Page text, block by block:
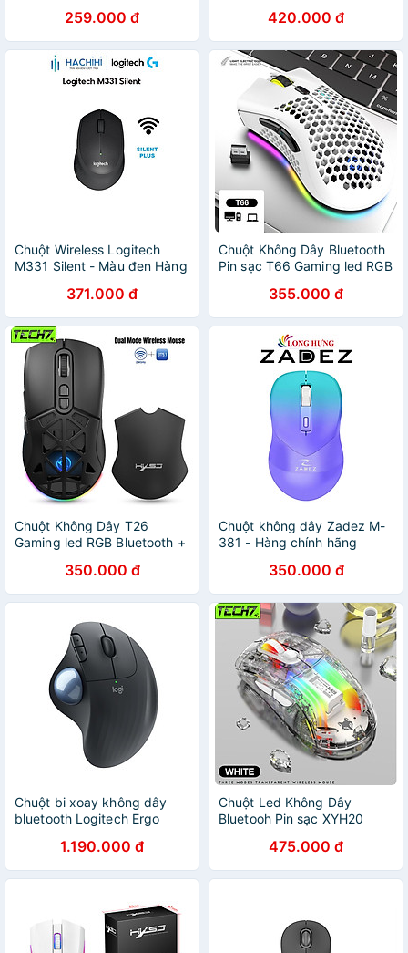
259.000 đ 420.000 đ
Chuột Wireless Logitech
M331 Silent - Màu đen Hàng
371.000 đ
Chuột Không Dây Bluetooth
Pin sạc T66 Gaming led RGB
chống mỏi cổ tay cho máy
tính laptophàng nhập khẩu
355.000 đ
Chuột Không Dây T26
Gaming led RGB Bluetooth +
TypeC chống mỏi cổ tay cho
máy tính laptop hàng nhập
khẩu
350.000 đ
Chuột không dây Zadez M-
381 - Hàng chính hãng
350.000 đ
Chuột bi xoay không dây
bluetooth Logitech Ergo
12 tháng Hàng chính hãng
1.190.000 đ
Chuột Led Không Dây
Bluetooh Pin sạc XYH20
kết nối nhiều thiết bị hàng
nhập khẩu
475.000 đ